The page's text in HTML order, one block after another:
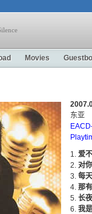
Movies
东亚
爱
对
每
那
长
我